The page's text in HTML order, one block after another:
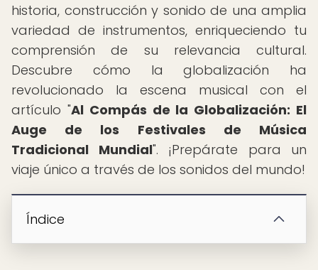
historia, construcción y sonido de una amplia
variedad de instrumentos, enriqueciendo tu
comprensión de su relevancia cultural.
Descubre cómo la globalización ha
revolucionado la escena musical con el
artículo "Al Compás de la Globalización: El
Auge de los Festivales de Música
Tradicional Mundial". ¡Prepárate para un
viaje único a través de los sonidos del mundo!
Índice